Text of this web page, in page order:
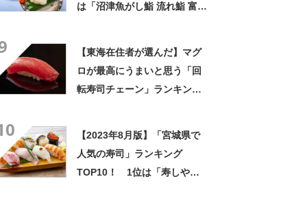
は「沼津魚がし鮨 流れ鮨 富士
【東海在住者が選んだ】マグ
ロが最高にうまいと思う「回
転寿司チェーン」ランキング
【2023年8月版】「宮城県で
人気の寿司」ランキング
TOP10！ 1位は「寿しや甲